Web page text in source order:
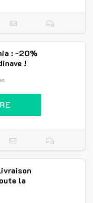
: -20%
!
la